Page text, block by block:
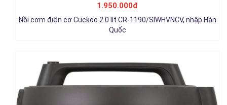
1.950.000đ
Nồi cơm điện cơ Cuckoo 2.0 lít CR-1190/SIWHVNCV, nhập Hàn
Quốc
Chi tiết